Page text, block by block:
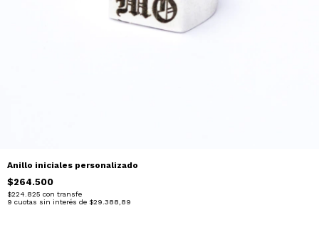
Anillo iniciales personalizado
$264.500
$224.825 con transfe
9 cuotas sin interés de $29.388,89